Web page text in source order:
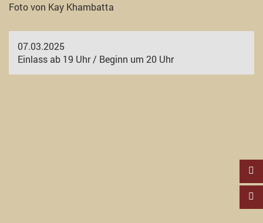
Foto von Kay Khambatta
07.03.2025
Einlass ab 19 Uhr / Beginn um 20 Uhr